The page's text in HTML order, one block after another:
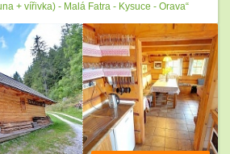
+ vířivka) - Malá Fatra - Kysuce - Orava“